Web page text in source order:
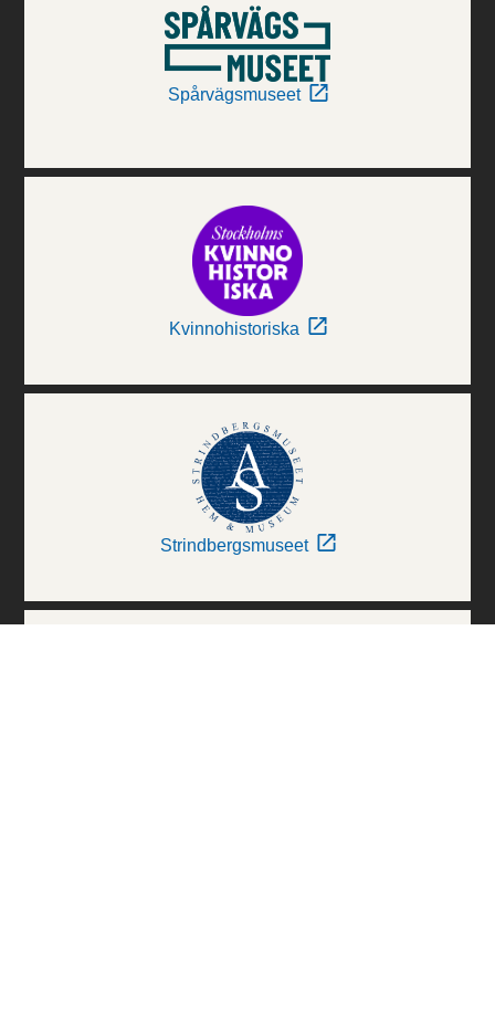
Spårvägsmuseet
Kvinnohistoriska
Strindbergsmuseet